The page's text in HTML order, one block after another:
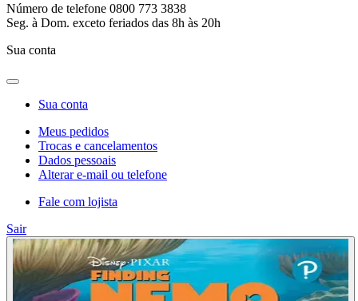
Número de telefone 0800 773 3838
Seg. à Dom. exceto feriados das 8h às 20h
Sua conta
Sua conta
Meus pedidos
Trocas e cancelamentos
Dados pessoais
Alterar e-mail ou telefone
Fale com lojista
Sair